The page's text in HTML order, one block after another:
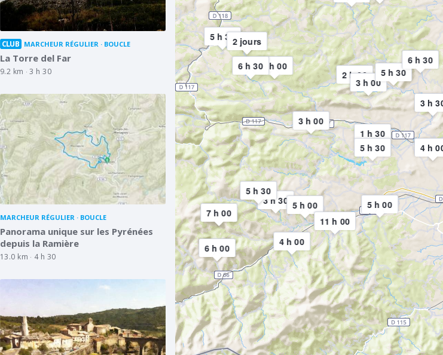
CLUB MARCHEUR RÉGULIER BOUCLE
La Torre del Far
9.2 km 3 h 30
MARCHEUR RÉGULIER BOUCLE
Panorama unique sur les Pyrénées
depuis la Ramière
13.0 km 4 h 30
3 h
3 h 00
6 h 00
2 h 00
3 h 00
5 h 30
5 h 30
6 h 00 6 h 30
6 h 30
2 jours
1 h 30
3 h 30
4 h
7 h 00
4 h 00
5 h 00
5 h 30
5 h 30
5 h 00
11 h 00